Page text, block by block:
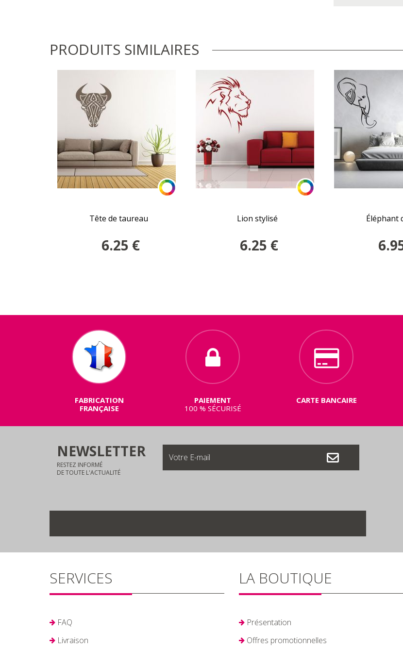
PRODUITS SIMILAIRES
Tête de taureau
6.25 €
Lion stylisé
6.25 €
Éléphant
FABRICATION
FRANÇAISE
PAIEMENT
100 % SÉCURISÉ
CARTE BANCAIRE
NEWSLETTER
RESTEZ INFORMÉ
DE TOUTE L'ACTUALITÉ
SERVICES
FAQ
Livraison
LA BOUTIQUE
Présentation
Offres promotionnelles